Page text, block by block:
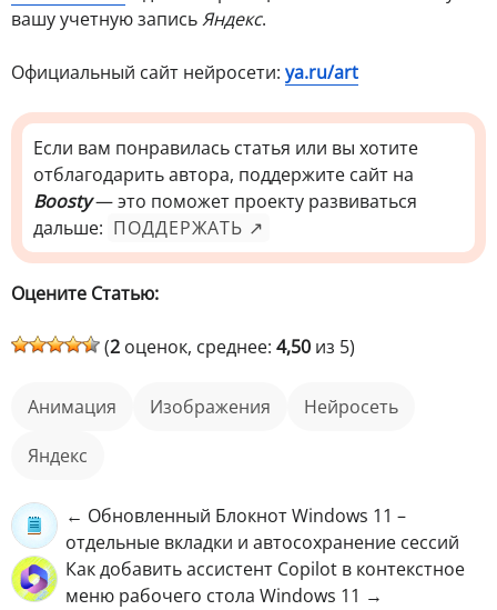
вашу учетную записьЯндекс.
Официальный сайт нейросети: ya.ru/art
Если вам понравилась статья или вы хотите
отблагодарить автора, поддержите сайт на
Boosty— это поможет проекту развиваться
дальше: ПОДДЕРЖАТЬ ↗
Оцените Статью:
(2 оценок, среднее: 4,50 из 5)
анимация изображения
нейросеть
Яндекс
← Обновленный Блокнот Windows 11 –
отдельные вкладки и автосохранение сессий
Как добавить ассистент Copilot в контекстное
меню рабочего стола Windows 11 →